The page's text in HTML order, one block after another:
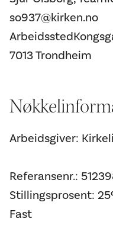
so937@kirken.no
7013 Trondheim
Arbeidsgiver:
Referansenr.:
Stillingsprosent:
Fast